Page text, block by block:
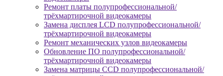
Ремонт платы полупрофессиональной/
трёхмартирочной видеокамеры
Замена дисплея LCD полупрофессиональной/
трёхмартирочной видеокамеры
Ремонт механических узлов видеокамеры
Обновление ПО полупрофессиональной/
трёхмартирочной видеокамеры
Замена матрицы CCD полупрофессиональной/